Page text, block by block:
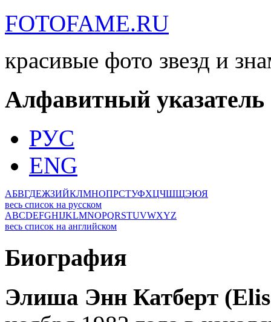
FOTOFAME.RU
красивые фото звезд и
Алфавитный указатель
РУС
ENG
АБВГДЕЖЗИЙКЛМНОПРСТУФХЦЧШЩЭЮЯ
весь список на русском
ABCDEFGHIJKLMNOPQRSTUVWXYZ
весь список на английском
Биография
Элиша Энн Катберт